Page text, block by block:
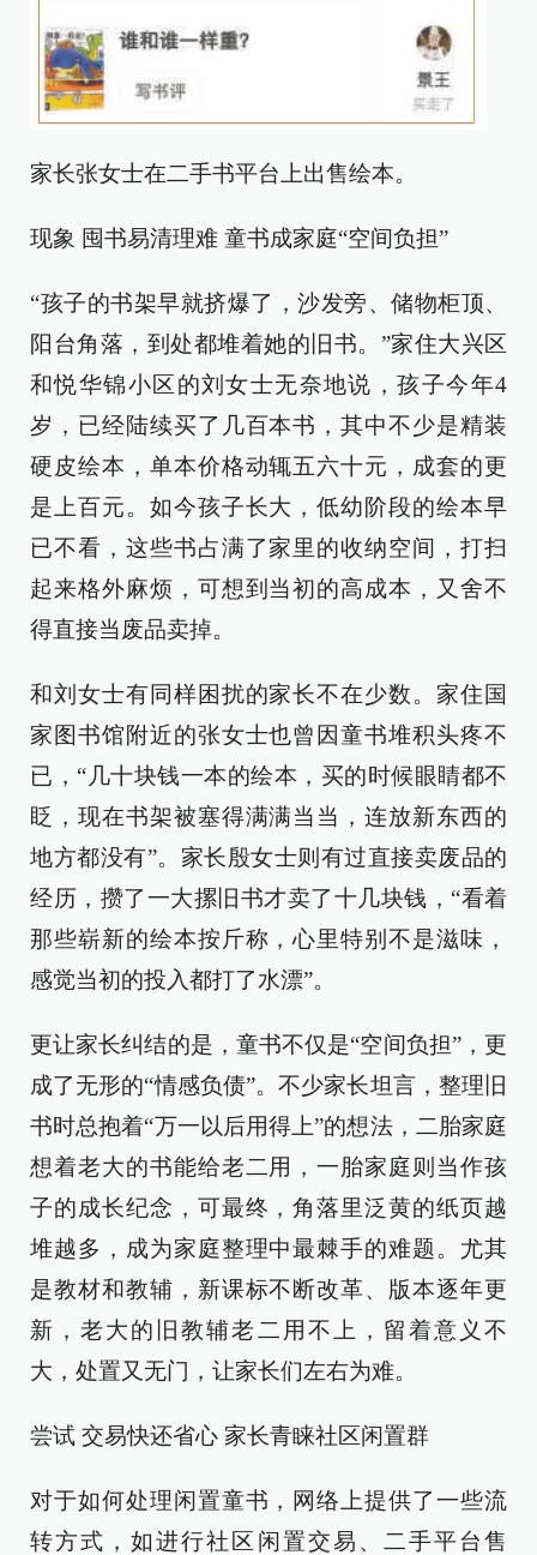
家长张女士在二手书平台上出售绘本。
现象 囤书易清理难 童书成家庭“空间负担”
“孩子的书架早就挤爆了，沙发旁、储物柜顶、
阳台角落，到处都堆着她的旧书。”家住大兴区
和悦华锦小区的刘女士无奈地说，孩子今年4
岁，已经陆续买了几百本书，其中不少是精装
硬皮绘本，单本价格动辄五六十元，成套的更
是上百元。如今孩子长大，低幼阶段的绘本早
已不看，这些书占满了家里的收纳空间，打扫
起来格外麻烦，可想到当初的高成本，又舍不
得直接当废品卖掉。
和刘女士有同样困扰的家长不在少数。家住国
家图书馆附近的张女士也曾因童书堆积头疼不
已，“几十块钱一本的绘本，买的时候眼睛都不
眨，现在书架被塞得满满当当，连放新东西的
地方都没有”。家长殷女士则有过直接卖废品的
经历，攒了一大摞旧书才卖了十几块钱，“看着
那些崭新的绘本按斤称，心里特别不是滋味，
感觉当初的投入都打了水漂”。
更让家长纠结的是，童书不仅是“空间负担”，更
成了无形的“情感负债”。不少家长坦言，整理旧
书时总抱着“万一以后用得上”的想法，二胎家庭
想着老大的书能给老二用，一胎家庭则当作孩
子的成长纪念，可最终，角落里泛黄的纸页越
堆越多，成为家庭整理中最棘手的难题。尤其
是教材和教辅，新课标不断改革、版本逐年更
新，老大的旧教辅老二用不上，留着意义不
大，处置又无门，让家长们左右为难。
尝试 交易快还省心 家长青睐社区闲置群
对于如何处理闲置童书，网络上提供了一些流
转方式，如进行社区闲置交易、二手平台售